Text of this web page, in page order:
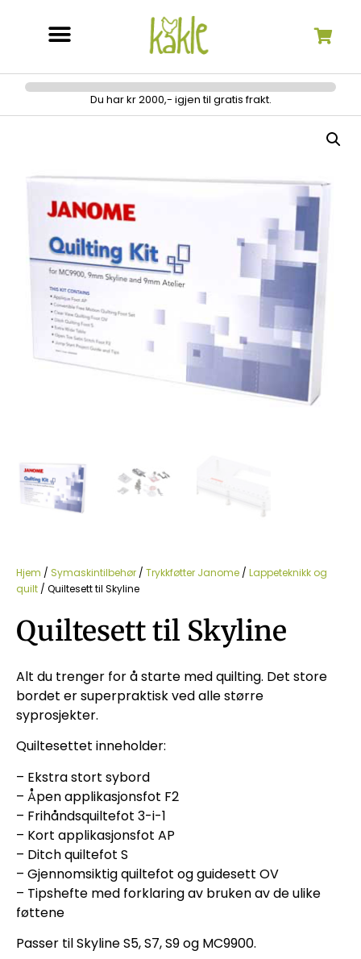
Du har kr 2000,- igjen til gratis frakt.
Hjem / Symaskintilbehør / Trykkføtter Janome / Lappeteknikk og
quilt / Quiltesett til Skyline
Quiltesett til Skyline
Alt du trenger for å starte med quilting. Det store
bordet er superpraktisk ved alle større
syprosjekter.
Quiltesettet inneholder:
– Ekstra stort sybord
– Åpen applikasjonsfot F2
– Frihåndsquiltefot 3-i-1
– Kort applikasjonsfot AP
– Ditch quiltefot S
– Gjennomsiktig quiltefot og guidesett OV
– Tipshefte med forklaring av bruken av de ulike
føttene
Passer til Skyline S5, S7, S9 og MC9900.